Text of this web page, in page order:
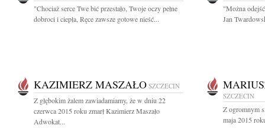
"Chociaż serce Twe bić przestało, Twoje oczy pełne
dobroci i ciepła, Ręce zawsze gotowe nieść...
"Można
Jan
KAZIMIERZ MASZAŁO SZCZECIN
Z głębokim żalem zawiadamiamy, że w dniu 22
czerwca 2015 roku zmarł Kazimierz Maszało
Adwokat...
SZCZECIN
Z ogromnym
maja 2015